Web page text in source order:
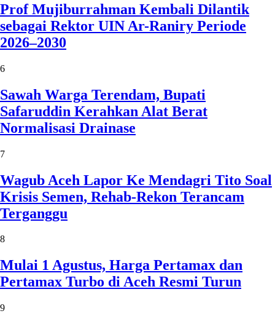
Prof Mujiburrahman Kembali Dilantik
sebagai Rektor UIN Ar-Raniry Periode
2026–2030
6
Sawah Warga Terendam, Bupati
Safaruddin Kerahkan Alat Berat
Normalisasi Drainase
7
Wagub Aceh Lapor Ke Mendagri Tito Soal
Krisis Semen, Rehab-Rekon Terancam
Terganggu
8
Mulai 1 Agustus, Harga Pertamax dan
Pertamax Turbo di Aceh Resmi Turun
9